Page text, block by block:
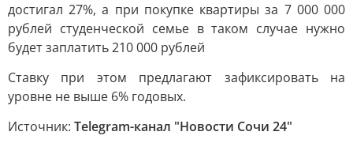
достигал 27%, а при покупке квартиры за 7 000 000
рублей студенческой семье в таком случае нужно
будет заплатить 210 000 рублей
Ставку при этом предлагают зафиксировать на
уровне не выше 6% годовых.
Источник: Telegram-канал "Новости Сочи 24"